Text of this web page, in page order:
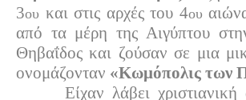
3ου και στις αρχές του 4ου
από τα μέρη της Αιγύπτου
Θηβαΐδος και ζούσαν σε μια
ονομάζονταν «Κωμόπολις των
Είχαν λάβει χριστιανική